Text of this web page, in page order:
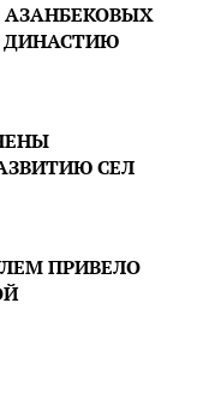
ДИНАСТИЮ
СЕЛ
ПРИВЕЛО